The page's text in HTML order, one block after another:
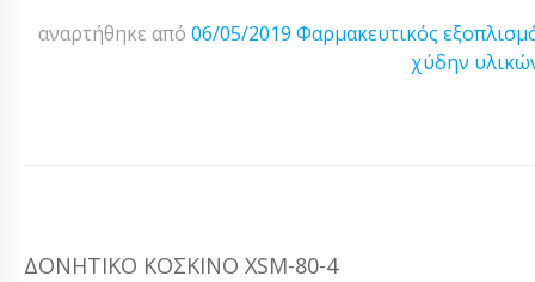
αναρτήθηκε από 06/05/2019 Φαρμακευτικός
χύδην
ΔΟΝΗΤΙΚΌ ΚΌΣΚΙΝΟ XSM-80-4